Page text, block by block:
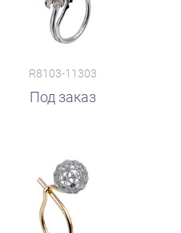
R8103-11303
Под заказ
руб.